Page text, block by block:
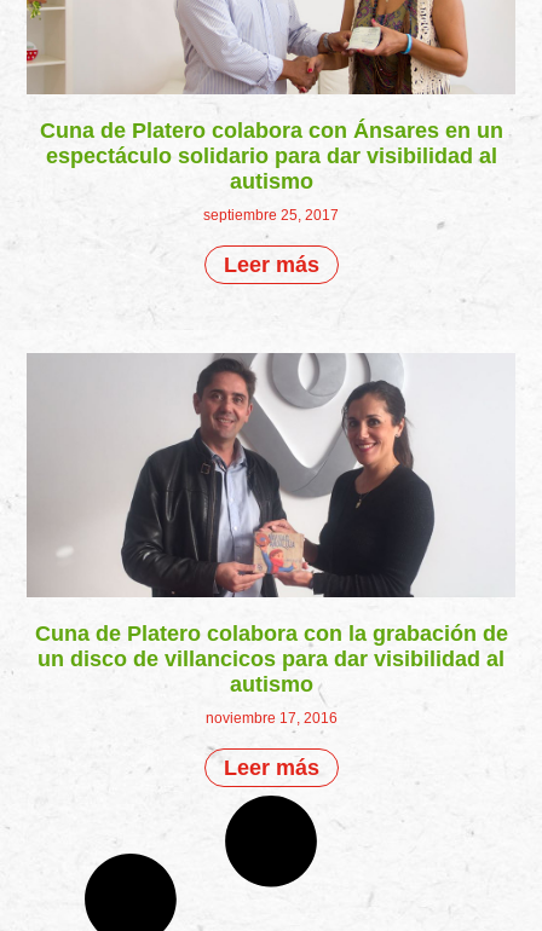
Cuna de Platero colabora con Ánsares en un
espectáculo solidario para dar visibilidad al
autismo
septiembre 25, 2017
Leer más
Cuna de Platero colabora con la grabación de
un disco de villancicos para dar visibilidad al
autismo
noviembre 17, 2016
Leer más